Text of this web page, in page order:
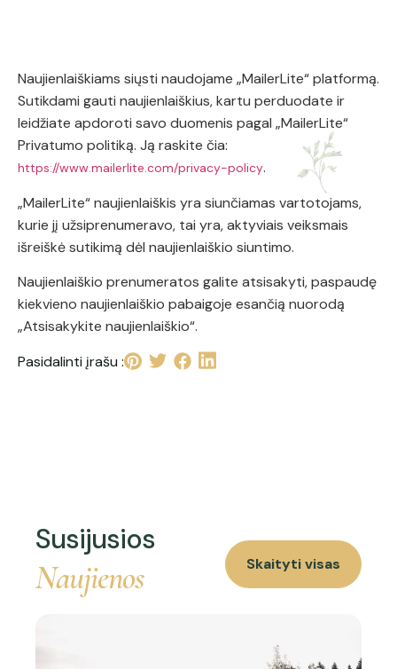
Naujienlaiškiams siųsti naudojame „MailerLite“ platformą.
Sutikdami gauti naujienlaiškius, kartu perduodate ir
leidžiate apdoroti savo duomenis pagal „MailerLite“
Privatumo politiką. Ją raskite čia:
https://www.mailerlite.com/privacy-policy.
„MailerLite“ naujienlaiškis yra siunčiamas vartotojams,
kurie jį užsiprenumeravo, tai yra, aktyviais veiksmais
išreiškė sutikimą dėl naujienlaiškio siuntimo.
Naujienlaiškio prenumeratos galite atsisakyti, paspaudę
kiekvieno naujienlaiškio pabaigoje esančią nuorodą
„Atsisakykite naujienlaiškio“.
Pasidalinti įrašu :
Susijusios
Naujienos Skaityti visas